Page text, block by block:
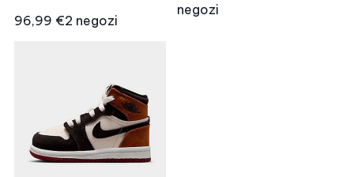
96,99 €2 negozi
negozi